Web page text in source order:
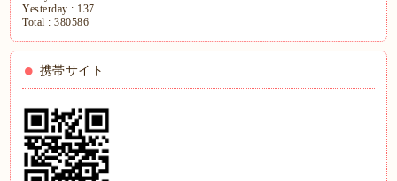
Yesterday : 137
Total :380586
携帯サイト